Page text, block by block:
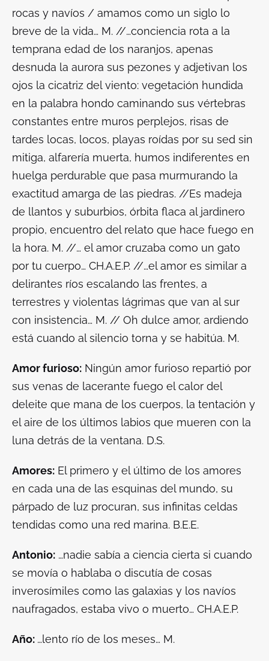
rocas y navíos / amamos como un siglo lo
breve de la vida… M. //…conciencia rota a la
temprana edad de los naranjos, apenas
desnuda la aurora sus pezones y adjetivan los
ojos la cicatriz del viento: vegetación hundida
en la palabra hondo caminando sus vértebras
constantes entre muros perplejos, risas de
tardes locas, locos, playas roídas por su sed sin
mitiga, alfarería muerta, humos indiferentes en
huelga perdurable que pasa murmurando la
exactitud amarga de las piedras. //Es madeja
de llantos y suburbios, órbita flaca al jardinero
propio, encuentro del relato que hace fuego en
la hora. M. //… el amor cruzaba como un gato
por tu cuerpo… CH.A.E.P. //…el amor es similar a
delirantes ríos escalando las frentes, a
terrestres y violentas lágrimas que van al sur
con insistencia… M. // Oh dulce amor, ardiendo
está cuando al silencio torna y se habitúa. M.
Amor furioso: Ningún amor furioso repartió por
sus venas de lacerante fuego el calor del
deleite que mana de los cuerpos, la tentación y
el aire de los últimos labios que mueren con la
luna detrás de la ventana. D.S.
Amores: El primero y el último de los amores
en cada una de las esquinas del mundo, su
párpado de luz procuran, sus infinitas celdas
tendidas como una red marina. B.E.E.
Antonio: …nadie sabía a ciencia cierta si cuando
se movía o hablaba o discutía de cosas
inverosímiles como las galaxias y los navíos
naufragados, estaba vivo o muerto… CH.A.E.P.
Año: …lento río de los meses… M.